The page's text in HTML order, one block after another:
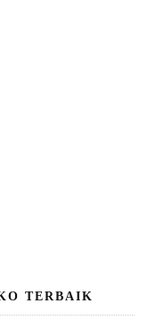
TERBAIK